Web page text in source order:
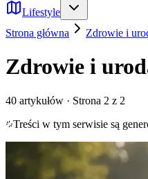
Lifestyle
Strona główna
Zdrowie i
Zdrowie i
40 artykułów · Strona 2 z 2
Treści w tym serwisie są